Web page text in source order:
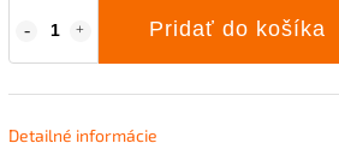
Pridať do košíka
Detailné informácie